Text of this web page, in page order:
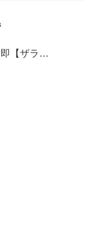
一目惚れ、連発！ 即【ザラ女】になれるアイテムはこれ！